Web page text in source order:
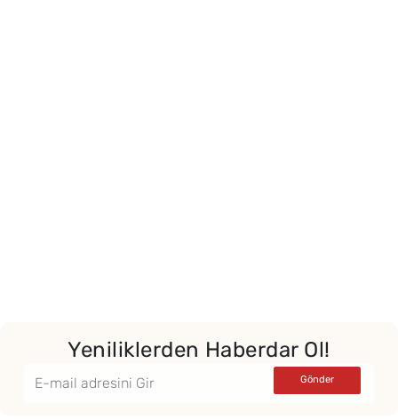
Yeniliklerden Haberdar Ol!